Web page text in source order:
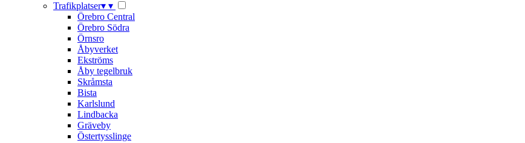
Trafikplatser▾ ▾
Örebro Central
Örebro Södra
Örnsro
Åbyverket
Ekströms
Åby tegelbruk
Skråmsta
Bista
Karlslund
Lindbacka
Gräveby
Östertysslinge